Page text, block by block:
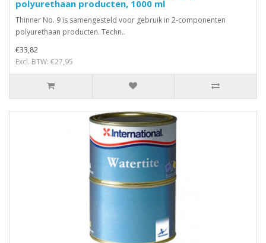
polyurethaan producten, 1000 ml
Thinner No. 9 is samengesteld voor gebruik in 2-componenten
polyurethaan producten. Techn..
€33,82
Excl. BTW: €27,95